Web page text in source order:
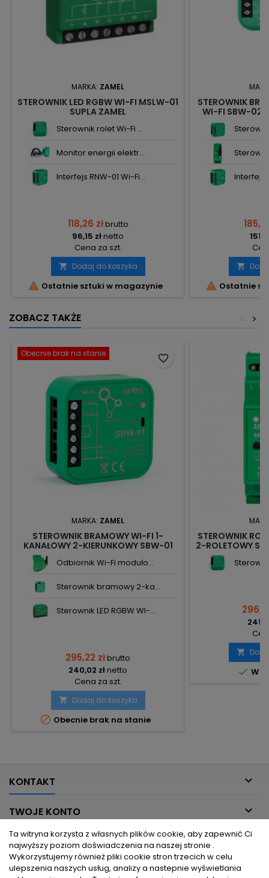
MARKA: ZAMEL
STEROWNIK LED RGBW WI-FI MSLW-01
SUPLA ZAMEL
Sterownik rolet Wi-Fi ...
Monitor energii elektr...
Interfejs RNW-01 Wi-Fi...
118,26 złbrutto
96,15 złnetto
Cena za szt.
 Dodaj do koszyka
 Ostatnie sztuki w magazynie
STEROWNIK
WI-FI SBW-02
Interfejs

 Ostatnie
ZOBACZ TAKŻE >
<
Obecnie brak na stanie
MARKA: ZAMEL
STEROWNIK BRAMOWY WI-FI 1-
KANAŁOWY 2-KIERUNKOWY SBW-01
Odbiornik Wi-Fi moduło...
Sterownik bramowy 2-ka...
Sterownik LED RGBW WI-...
295,22 złbrutto
240,02 złnetto
Cena za szt.
 Dodaj do koszyka
 Obecnie brak na stanie
favorite_border
STEROWNIK
2-ROLETOWY

 W
KONTAKT 
TWOJE KONTO 
INFORMACJE DLA CIEBIE 
PRODUKTY
Ta witryna korzysta z własnych plików cookie, aby zapewnić Ci
najwyższy poziom doświadczenia na naszej stronie .
Wykorzystujemy również pliki cookie stron trzecich w celu
ulepszenia naszych usług, analizy a nastepnie wyświetlania